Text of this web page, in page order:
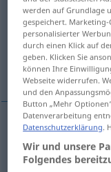
imposition
valuation,
imposition on
werden auf Grundlage
gespeichert.
personalisierter
durch einen Klick auf
geben. Klicken Sie
können Ihre
Webseite widerrufen.
und den
Button „Mehr
Datenverarbeitung
Datenschutzerklärung.
Wir und unsere
Folgendes